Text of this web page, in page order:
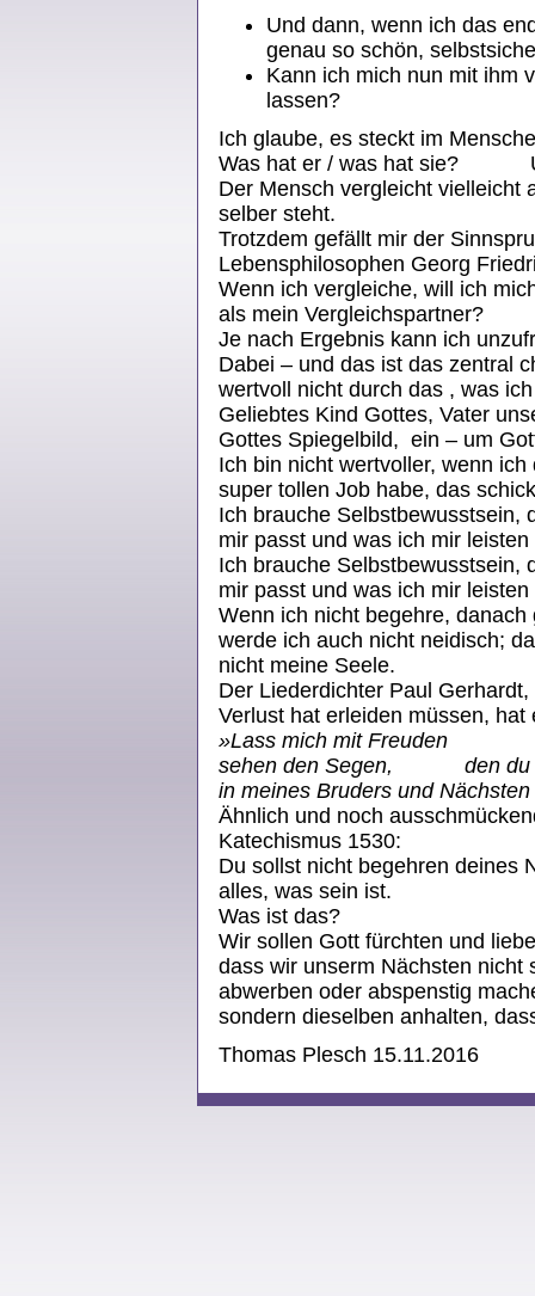
Und dann, wenn ich das
genau so schön,
Kann ich mich nun mit ihm
lassen?
Ich glaube, es steckt im
Was hat er / was hat sie?
Der Mensch vergleicht vielleicht
selber steht.
Trotzdem gefällt mir der
Lebensphilosophen Georg
Wenn ich vergleiche, will ich
als mein Vergleichspartner?
Je nach Ergebnis kann ich
Dabei – und das ist das zentral
wertvoll nicht durch das , was
Geliebtes Kind Gottes, Vater
Gottes Spiegelbild, ein – um
Ich bin nicht wertvoller, wenn
super tollen Job habe, das
Ich brauche Selbstbewusstsein,
mir passt und was ich mir
Ich brauche Selbstbewusstsein,
mir passt und was ich mir
Wenn ich nicht begehre,
werde ich auch nicht neidisch;
nicht meine Seele.
Der Liederdichter Paul
Verlust hat erleiden müssen,
»Lass mich mit Freuden
sehen den Segen, den du
in meines Bruders und
Ähnlich und noch
Katechismus 1530:
Du sollst nicht begehren deines
alles, was sein ist.
Was ist das?
Wir sollen Gott fürchten und
dass wir unserm Nächsten nicht
abwerben oder abspenstig
sondern dieselben anhalten,
Thomas Plesch 15.11.2016